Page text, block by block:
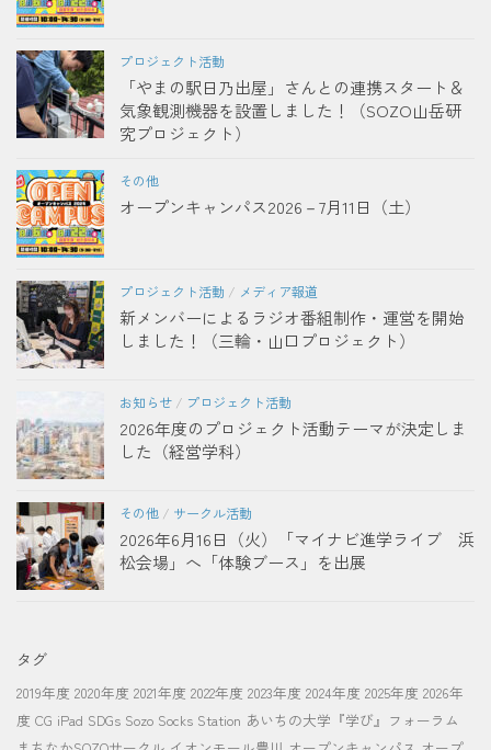
プロジェクト活動
「やまの駅日乃出屋」さんとの連携スタート＆
気象観測機器を設置しました！（SOZO山岳研
究プロジェクト）
その他
オープンキャンパス2026－7月11日（土）
プロジェクト活動 / メディア報道
新メンバーによるラジオ番組制作・運営を開始
しました！（三輪・山口プロジェクト）
お知らせ / プロジェクト活動
2026年度のプロジェクト活動テーマが決定しま
した（経営学科）
その他 / サークル活動
2026年6月16日（火）「マイナビ進学ライブ 浜
松会場」へ「体験ブース」を出展
タグ
2019年度 2020年度 2021年度 2022年度 2023年度 2024年度 2025年度 2026年
度 CG iPad SDGs Sozo Socks Station あいちの大学『学び』フォーラム